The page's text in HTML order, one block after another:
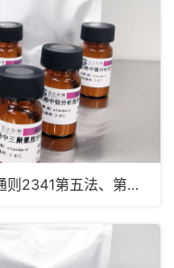
三七空白基质样品(2025版药典通则2341第五法、第六法)MRM2182